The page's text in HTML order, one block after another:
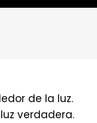
de la luz.
verdadera.